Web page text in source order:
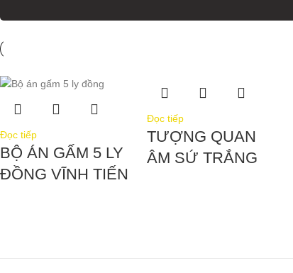
Đọc tiếp
BỘ ÁN GẤM 5 LY
ĐỒNG VĨNH TIẾN
Đọc tiếp
TƯỢNG QUAN
ÂM SỨ TRẮNG